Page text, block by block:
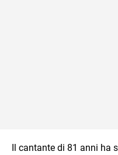
Il cantante di 81 anni ha